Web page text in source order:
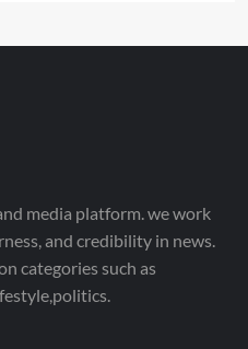
media platform. we work
and credibility in news.
categories such as